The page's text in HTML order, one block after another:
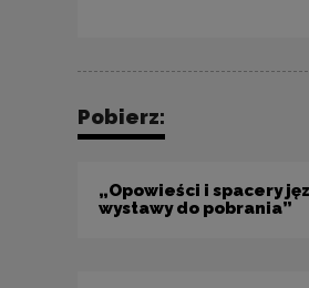
Pobierz:
„Opowieści i spacery
wystawy do pobrania”